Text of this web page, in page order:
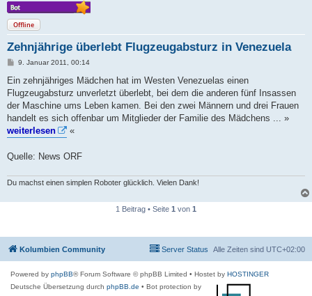
Offline
Zehnjährige überlebt Flugzeugabsturz in Venezuela
B
i
r
a
9. Januar 2011, 00:14
Ein zehnjähriges Mädchen hat im Westen Venezuelas einen
Flugzeugabsturz unverletzt überlebt, bei dem die anderen fünf Insassen
der Maschine ums Leben kamen. Bei den zwei Männern und drei Frauen
handelt es sich offenbar um Mitglieder der Familie des Mädchens ... »
weiterlesen
«
Quelle: News ORF
Du machst einen simplen Roboter glücklich. Vielen Dank!
1 Beitrag • Seite 1 von 1
Kolumbien Community Alle Zeiten sind UTC+02:00
Server Status
Powered by phpBB® Forum Software © phpBB Limited • Hostet by HOSTINGER
Deutsche Übersetzung durch phpBB.de • Bot protection by